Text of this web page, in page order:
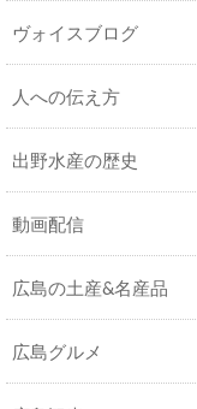
ヴォイスブログ
人への伝え方
出野水産の歴史
動画配信
広島の土産&名産品
広島グルメ